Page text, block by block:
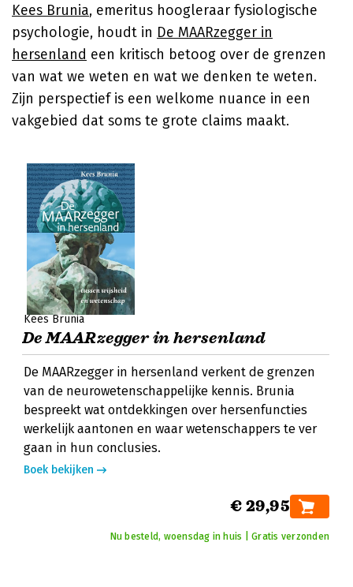
Kees Brunia, emeritus hoogleraar fysiologische
psychologie, houdt in De MAARzegger in
hersenland een kritisch betoog over de grenzen
van wat we weten en wat we denken te weten.
Zijn perspectief is een welkome nuance in een
vakgebied dat soms te grote claims maakt.
Kees Brunia
De MAARzegger in hersenland
De MAARzegger in hersenland verkent de grenzen
van de neurowetenschappelijke kennis. Brunia
bespreekt wat ontdekkingen over hersenfuncties
werkelijk aantonen en waar wetenschappers te ver
gaan in hun conclusies.
Boek bekijken
€ 29,95
Nu besteld, woensdag in huis | Gratis verzonden